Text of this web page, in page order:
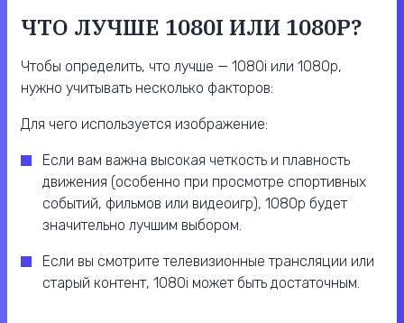
ЧТО ЛУЧШЕ 1080I ИЛИ 1080P?
Чтобы определить, что лучше — 1080i или 1080p,
нужно учитывать несколько факторов:
Для чего используется изображение:
Если вам важна высокая четкость и плавность
движения (особенно при просмотре спортивных
событий, фильмов или видеоигр), 1080p будет
значительно лучшим выбором.
Если вы смотрите телевизионные трансляции или
старый контент, 1080i может быть достаточным.